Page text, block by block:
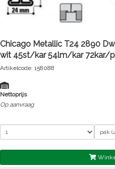
Chicago Metallic T24 2890
wit 45st/kar 54lm/kar 72kar/
Artikelcode: 158088
Nettoprijs
Op aanvraag